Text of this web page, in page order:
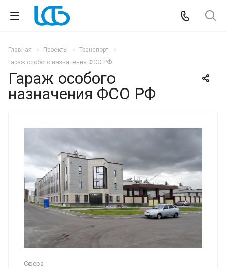
Главная Проекты
Транспорт
Гараж особого назначения ФСО РФ
Гараж особого
назначения ФСО РФ
Сфера